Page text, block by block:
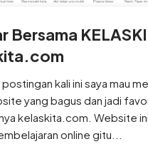
Bersama
kali ini saya mau
yang bagus dan jadi
kelaskita.com. Website
online gitu...